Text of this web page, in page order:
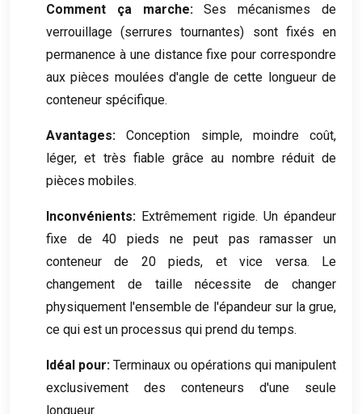
Comment ça marche:Ses mécanismes de
verrouillage (serrures tournantes) sont fixés en
permanence à une distance fixe pour correspondre
aux pièces moulées d'angle de cette longueur de
conteneur spécifique.
Avantages: Conception simple, moindre coût,
léger, et très fiable grâce au nombre réduit de
pièces mobiles.
Inconvénients: Extrêmement rigide. Un épandeur
fixe de 40 pieds ne peut pas ramasser un
conteneur de 20 pieds, et vice versa. Le
changement de taille nécessite de changer
physiquement l'ensemble de l'épandeur sur la grue,
ce qui est un processus qui prend du temps.
Idéal pour: Terminaux ou opérations qui manipulent
exclusivement des conteneurs d'une seule
longueur.